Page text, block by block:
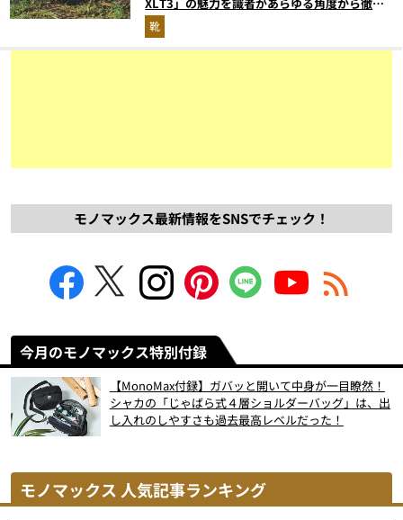
解説！
靴
モノマックス最新情報をSNSでチェック！
今月のモノマックス特別付録
【MonoMax付録】ガバッと開いて中身が一目瞭然！
シャカの「じゃばら式４層ショルダーバッグ」は、出
し入れのしやすさも過去最高レベルだった！
モノマックス 人気記事ランキング